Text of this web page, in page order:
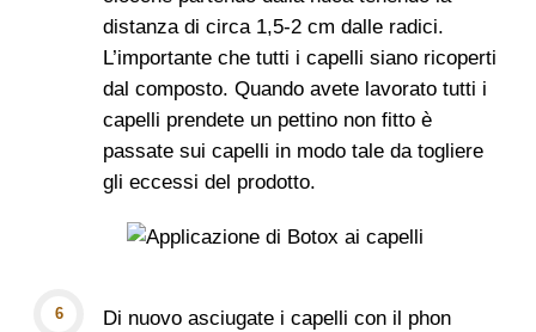
distanza di circa 1,5-2 cm dalle radici.
L’importante che tutti i capelli siano ricoperti
dal composto. Quando avete lavorato tutti i
capelli prendete un pettino non fitto è
passate sui capelli in modo tale da togliere
gli eccessi del prodotto.
Di nuovo asciugate i capelli con il phon